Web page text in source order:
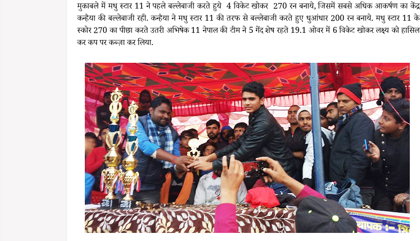
मुकाबले में मधु स्टार 11 ने पहले बल्लेबाजी करते हुये 4 विकेट खोकर 270 रन बनाये, जिसमें सबसे अधिक आकर्षण का केंद्र
कन्हैया की बल्लेबाजी रही. कन्हैया ने मधु स्टार 11 की तरफ से बल्लेबाजी करते हुए धुआंधार 200 रन बनाये. मधु स्टार 11 के
स्कोर 270 का पीछा करते उतरी अभिषेक 11 नेपाल की टीम ने 5 गेंद शेष रहते 19.1 ओवर में 6 विकेट खोकर लक्ष्य को हासिल
कर कप पर कब्ज़ा कर लिया.